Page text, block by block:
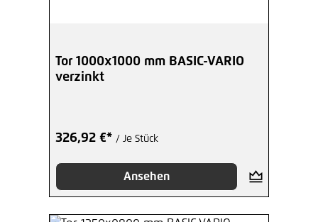
Tor 1000x1000 mm BASIC-VARIO
verzinkt
326,92 €* / Je Stück
Ansehen